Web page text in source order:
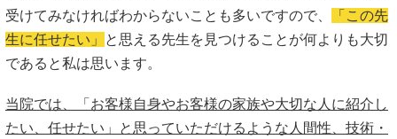
受けてみなければわからないことも多いですので、
「この先
生に任せたい」
と思える先生を見つけることが何よりも大切
であると私は思います。
当院では、「お客様自身やお客様の家族や大切な人に紹介し
たい、任せたい」と思っていただけるような人間性、技術・